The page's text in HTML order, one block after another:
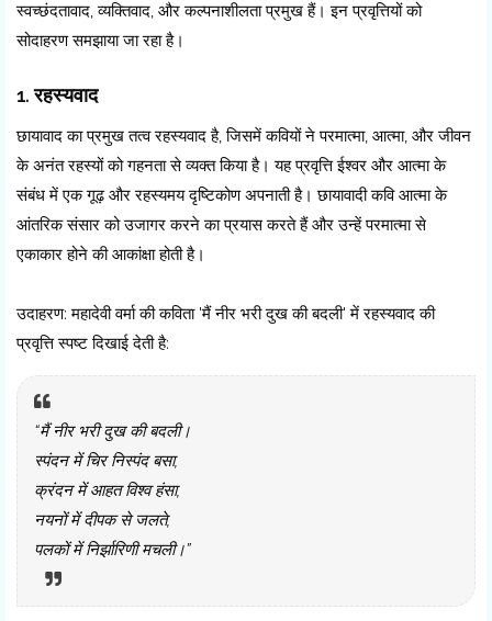
स्वच्छंदतावाद, व्यक्तिवाद, और कल्पनाशीलता प्रमुख हैं। इन प्रवृत्तियों को
सोदाहरण समझाया जा रहा है।
1. रहस्यवाद
छायावाद का प्रमुख तत्व रहस्यवाद है, जिसमें कवियों ने परमात्मा, आत्मा, और जीवन
के अनंत रहस्यों को गहनता से व्यक्त किया है। यह प्रवृत्ति ईश्वर और आत्मा के
संबंध में एक गूढ़ और रहस्यमय दृष्टिकोण अपनाती है। छायावादी कवि आत्मा के
आंतरिक संसार को उजागर करने का प्रयास करते हैं और उन्हें परमात्मा से
एकाकार होने की आकांक्षा होती है।
उदाहरण: महादेवी वर्मा की कविता 'मैं नीर भरी दुख की बदली' में रहस्यवाद की
प्रवृत्ति स्पष्ट दिखाई देती है:
“मैं नीर भरी दुख की बदली।
स्पंदन में चिर निस्पंद बसा,
क्रंदन में आहत विश्व हंसा,
नयनों में दीपक से जलते,
पलकों में निर्झारिणी मचली।”